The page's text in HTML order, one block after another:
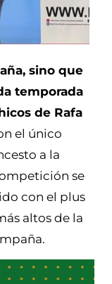
sino que
temporada
de Rafa
el único
a la
se
con el plus
altos de la